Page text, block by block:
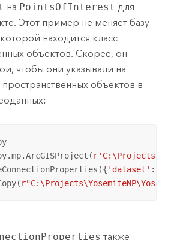
на PointsOfInterest для
Этот пример не меняет базу
находится класс
объектов. Скорее, он
чтобы они указывали на
объектов в
'dataset' :
также